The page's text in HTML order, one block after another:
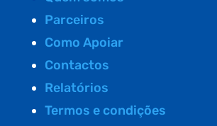
Parceiros
Como Apoiar
Contactos
Relatórios
Termos e condições